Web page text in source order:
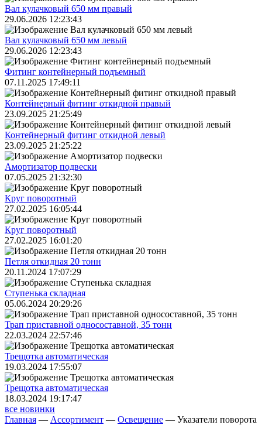
Вал кулачковый 650 мм правый
29.06.2026 12:23:43
Вал кулачковый 650 мм левый
29.06.2026 12:23:43
Фитинг контейнерный подъемный
07.11.2025 17:49:11
Контейнерный фитинг откидной правый
23.09.2025 21:25:49
Контейнерный фитинг откидной левый
23.09.2025 21:25:22
Амортизатор подвески
07.05.2025 21:32:30
Круг поворотный
27.02.2025 16:05:44
Круг поворотный
27.02.2025 16:01:20
Петля откидная 20 тонн
20.11.2024 17:07:29
Ступенька складная
05.06.2024 20:29:26
Трап приставной односоставной, 35 тонн
22.03.2024 22:57:46
Трещoтка автоматическая
19.03.2024 17:55:07
Трещoтка автоматическая
18.03.2024 19:17:47
все новинки
Главная — Ассортимент — Освещение — Указатели поворота